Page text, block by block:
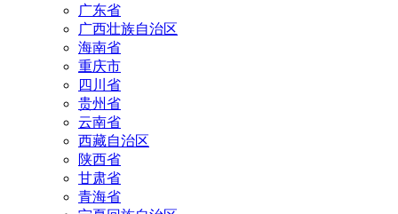
广东省
广西壮族自治区
海南省
重庆市
四川省
贵州省
云南省
西藏自治区
陕西省
甘肃省
青海省